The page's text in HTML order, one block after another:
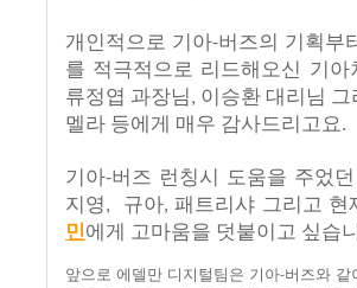
개인적으로 기아-버즈의 기획부
를 적극적으로 리드해오신 기아
류정엽 과장님, 이승환 대리님 그
멜라 등에게 매우 감사드리고요.
기아-버즈 런칭시 도움을 주었던
지영, 규아,패트리샤 그리고 현
민에게 고마움을 덧붙이고 싶습
앞으로 에델만 디지털팀은 기아-버즈와 같